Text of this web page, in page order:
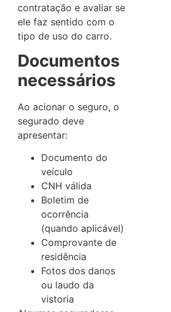
contratação e avaliar se
ele faz sentido com o
tipo de uso do carro.
Documentos
necessários
Ao acionar o seguro, o
segurado deve
apresentar:
Documento do
veículo
CNH válida
Boletim de
ocorrência
(quando aplicável)
Comprovante de
residência
Fotos dos danos
ou laudo da
vistoria